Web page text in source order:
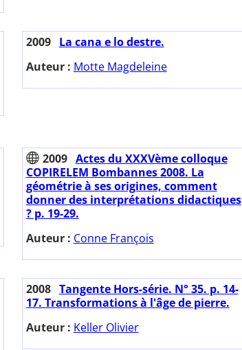
2009
La cana e lo destre.
Auteur : Motte Magdeleine
2009 Actes du XXXVème colloque
COPIRELEM Bombannes 2008. La
géométrie à ses origines, comment
donner des interprétations didactiques
? p. 19-29.
Auteur : Conne François
2008 Tangente Hors-série. N° 35. p. 14-
17. Transformations à l'âge de pierre.
Auteur : Keller Olivier